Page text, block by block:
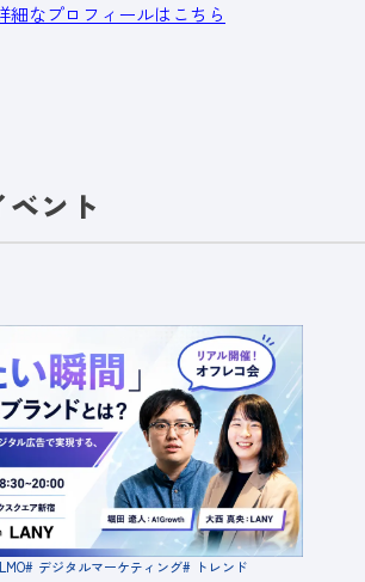
細なプロフィールはこちら
ント
18:30 - 20:00
ント】「買いたい瞬間」に選ばれ
AI検索対策（LLMO）×デジタル
市場・CEPs拡張戦略
区千駄ヶ谷5-27-5 リンクスクエア新
寄り：新宿駅・代々木駅・新宿三丁
デジタルマーケティング
トレンド